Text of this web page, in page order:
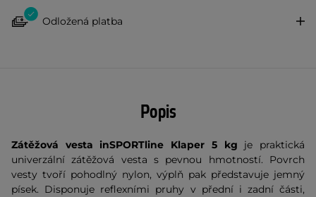
Odložená platba
Popis
Zátěžová vesta inSPORTline Klaper 5 kg je praktická
univerzální zátěžová vesta s pevnou hmotností. Povrch
vesty tvoří pohodlný nylon, výplň pak představuje jemný
písek. Disponuje reflexními pruhy v přední i zadní části,